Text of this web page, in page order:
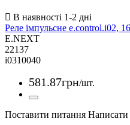
Реле імпульсне e.control.i02,
E.NEXT
22137
i0310040
581.87грн/шт.
Поставити питання Написати